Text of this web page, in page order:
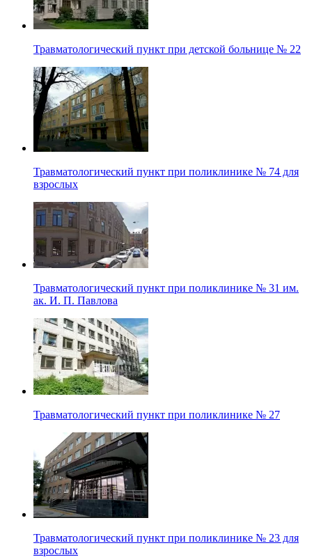
Травматологический пункт при детской больнице № 22
Травматологический пункт при поликлинике № 74 для
взрослых
Травматологический пункт при поликлинике № 31 им.
ак. И. П. Павлова
Травматологический пункт при поликлинике № 27
Травматологический пункт при поликлинике № 23 для
взрослых